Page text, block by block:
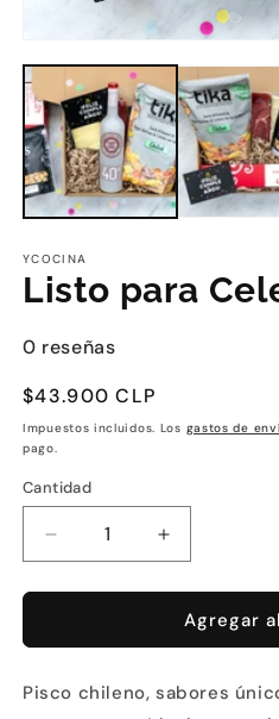
YCOCINA
Listo para
0 reseñas
Precio
habitual
$43.900 CLP
Impuestos incluidos. Los gastos de
pago.
Cantidad
Reducir
cantidad
para
para
Aumentar
cantidad
para
Listo
para
Agregar
Pisco chileno, sabores